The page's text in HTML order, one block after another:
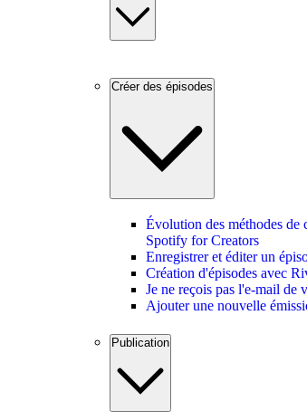
Créer des épisodes
Évolution des méthodes de
Spotify for Creators
Enregistrer et éditer un
Création d'épisodes avec
Je ne reçois pas l'e-mail de
Ajouter une nouvelle
Publication